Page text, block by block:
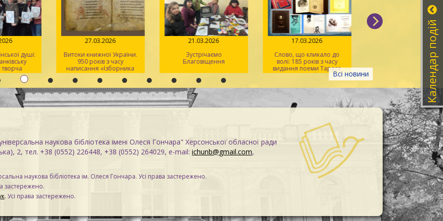
Всі новини
душі:
творча
херсонців
27.03.2026
Витоки книжної України.
950 років з часу
написання «Ізборника
Святослава» 1076 року
21.03.2026
Зустрічаємо
Благовіщення
17.03.2026
Слово, що кликало до
волі: 185 років з часу
видання поеми Тараса
Шевченка «Гайдамаки»
18.02.2026
Феномен
Винниченка –
письменника,
свободи та
наукова бібліотека імені Олеся Гончара" Херсонської обласної ради
2, тел. +38 (0552) 226448, +38 (0552) 264029, e-mail: ichunb@gmail.com,
наукова бібліотека ім. Олеся Гончара. Усі права застережено.
застережено.
. Усі права застережено.
Календар подій